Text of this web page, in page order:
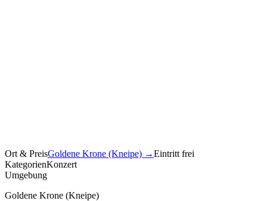
Ort & PreisGoldene Krone (Kneipe) →Eintritt frei
KategorienKonzert
Umgebung
Goldene Krone (Kneipe)